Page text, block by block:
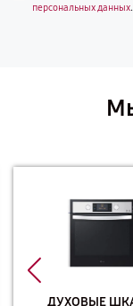
персональных данных.
ДУХОВЫЕ